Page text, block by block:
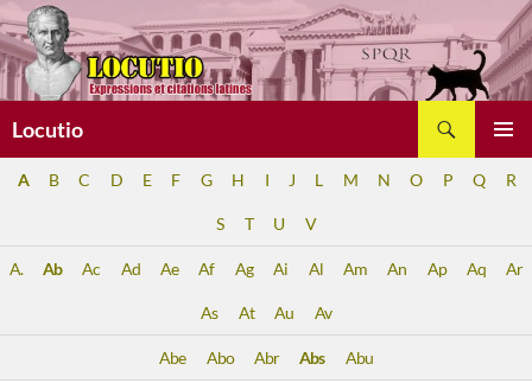
Aller
au
contenu
Locutio
A B C D E F G H I J L M N O P Q R
S T U V
A. Ab Ac Ad Ae Af Ag Ai Al Am An Ap Aq Ar
As At Au Av
Abe Abo Abr Abs Abu